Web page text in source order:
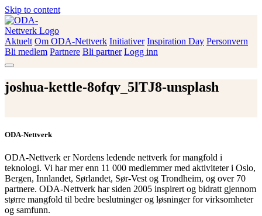
Skip to content
ODA-Nettverk
Aktuelt Om ODA-Nettverk Initiativer Inspiration Day Personvern
Bli medlem Partnere Bli partner Logg inn
joshua-kettle-8ofqv_5lTJ8-unsplash
ODA-Nettverk
ODA-Nettverk er Nordens ledende nettverk for mangfold i
teknologi. Vi har mer enn 11 000 medlemmer med aktiviteter i Oslo,
Bergen, Innlandet, Sørlandet, Sør-Vest og Trondheim, og over 70
partnere. ODA-Nettverk har siden 2005 inspirert og bidratt gjennom
større mangfold til bedre beslutninger og løsninger for virksomheter
og samfunn.